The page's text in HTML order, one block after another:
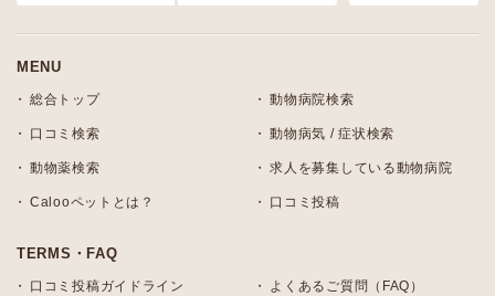
MENU
総合トップ 動物病院検索
口コミ検索 動物病気 / 症状検索
動物薬検索 求人を募集している動物病院
Calooペットとは？ 口コミ投稿
TERMS・FAQ
口コミ投稿ガイドライン よくあるご質問（FAQ）